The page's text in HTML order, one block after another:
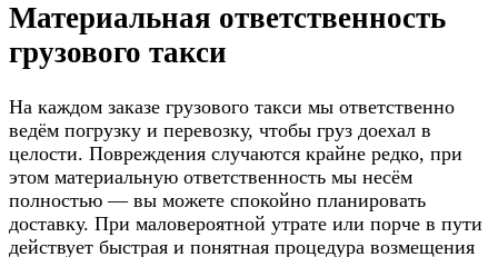
Материальная ответственность
грузового такси
На каждом заказе грузового такси мы ответственно
ведём погрузку и перевозку, чтобы груз доехал в
целости. Повреждения случаются крайне редко, при
этом материальную ответственность мы несём
полностью — вы можете спокойно планировать
доставку. При маловероятной утрате или порче в пути
действует быстрая и понятная процедура возмещения